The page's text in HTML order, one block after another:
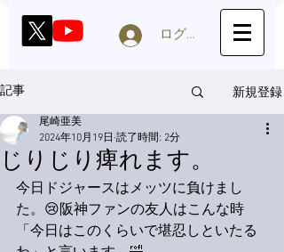
ログイン
記事 新規登録
じりじり痺れます。
尾崎亜美
2024年10月19日 読了時間: 2分
今日ドジャースはメッツに負けまし
た。😢阪神ファンの友人はこんな時
「今日はこのくらいで堪忍しといたる